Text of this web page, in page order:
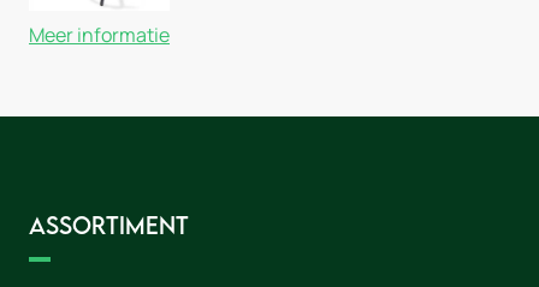
Meer informatie
Assortiment